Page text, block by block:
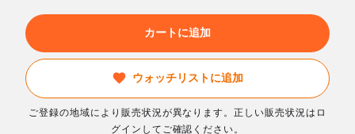
カートに追加
ウォッチリストに追加
ご登録の地域により販売状況が異なります。正しい販売状況はロ
グインしてご確認ください。